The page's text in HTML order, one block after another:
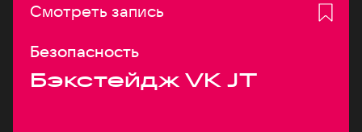
Смотреть запись
Безопасность
Бэкстейдж VK JT